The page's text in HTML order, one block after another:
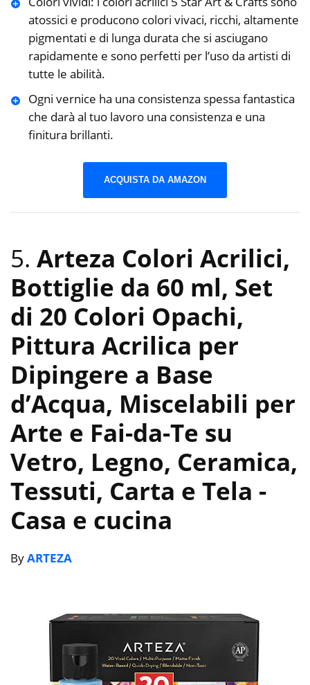
atossici e producono colori vivaci, ricchi, altamente
pigmentati e di lunga durata che si asciugano
rapidamente e sono perfetti per l’uso da artisti di
tutte le abilità.
Ogni vernice ha una consistenza spessa fantastica
che darà al tuo lavoro una consistenza e una
finitura brillanti.
ACQUISTA DA AMAZON
5. Arteza Colori Acrilici,
Bottiglie da 60 ml, Set
di 20 Colori Opachi,
Pittura Acrilica per
Dipingere a Base
d’Acqua, Miscelabili per
Arte e Fai-da-Te su
Vetro, Legno, Ceramica,
Tessuti, Carta e Tela -
Casa e cucina
ByARTEZA